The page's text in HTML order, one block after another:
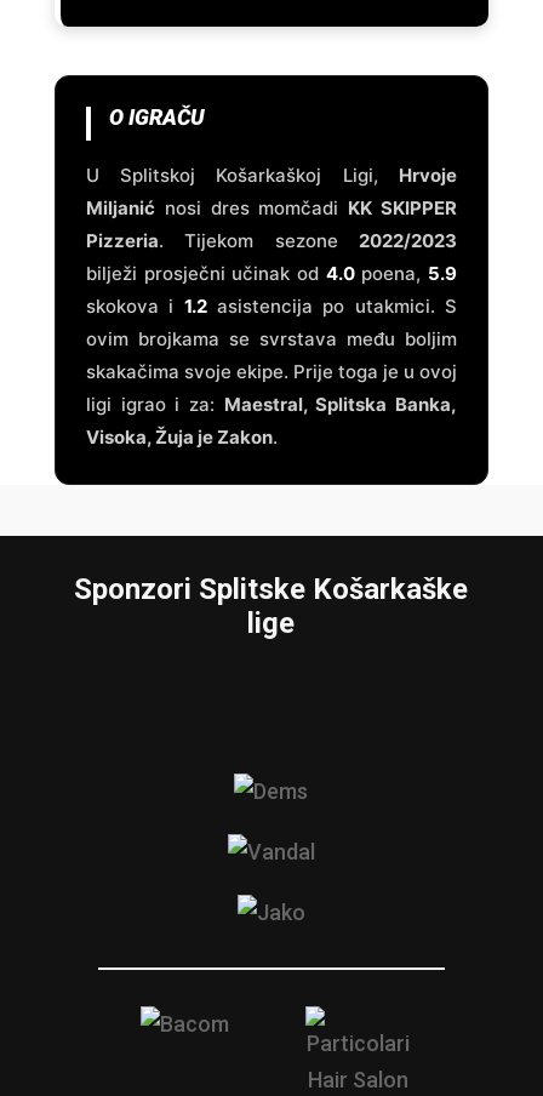
O IGRAČU
U Splitskoj Košarkaškoj Ligi, Hrvoje
Miljanićnosi dres momčadi KK SKIPPER
Pizzeria. Tijekom sezone2022/2023
bilježi prosječni učinak od 4.0poena, 5.9
skokova i 1.2asistencija po utakmici. S
ovim brojkama se svrstava među boljim
skakačima svoje ekipe. Prije toga je u ovoj
ligi igrao i za: Maestral, Splitska Banka,
Visoka, Žuja je Zakon.
Sponzori Splitske Košarkaške
lige